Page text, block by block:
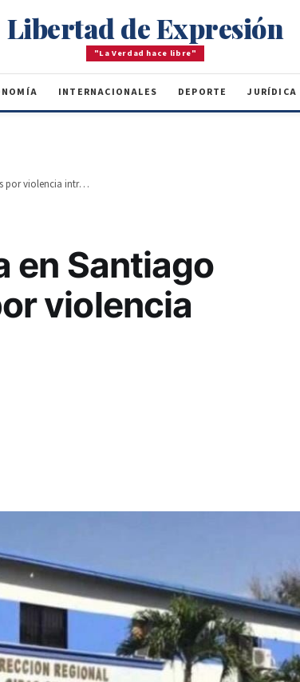
Libertad de Expresión
"La Verdad hace libre"
INTERNACIONALES DEPORTE JURÍDICA
La Policía arresta en Santiago cinco hombres por violencia intrafamiliar
en Santiago
violencia